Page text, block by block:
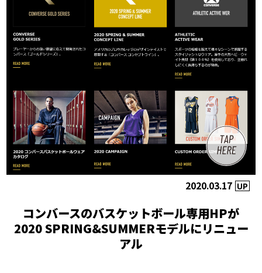
2020.03.17 UP
コンバースのバスケットボール専用HPが
2020 SPRING&SUMMERモデルにリニュー
アル